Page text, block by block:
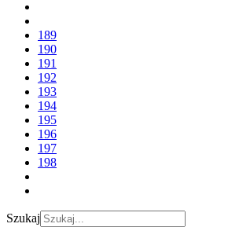
189
190
191
192
193
194
195
196
197
198
Szukaj